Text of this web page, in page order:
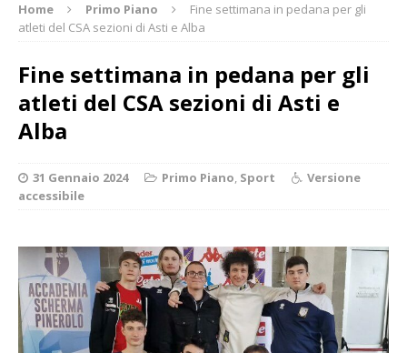
Home Primo Piano
Fine settimana in pedana per gli
atleti del CSA sezioni di Asti e Alba
Fine settimana in pedana per gli
atleti del CSA sezioni di Asti e
Alba
31 Gennaio 2024 Primo Piano, Sport
Versione
accessibile